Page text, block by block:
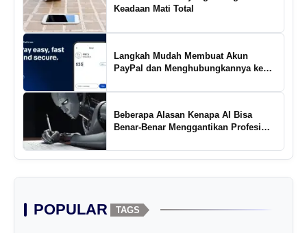
Keadaan Mati Total
Langkah Mudah Membuat Akun
PayPal dan Menghubungkannya ke
Beberapa Alasan Kenapa AI Bisa
Benar-Benar Menggantikan Profesi
POPULAR TAGS